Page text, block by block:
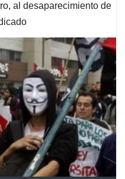
al desaparecimiento de